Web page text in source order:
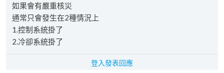
如果會有嚴重核災
通常只會發生在2種情況上
1.控制系統掛了
2.冷卻系統掛了
登入發表回應